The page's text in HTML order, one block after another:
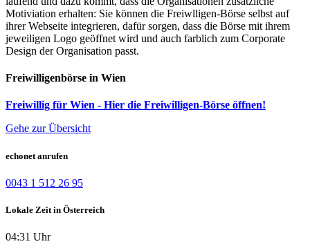
Motiviation erhalten: Sie können die Freiwlligen-Börse selbst auf
ihrer Webseite integrieren, dafür sorgen, dass die Börse mit ihrem
jeweiligen Logo geöffnet wird und auch farblich zum Corporate
Design der Organisation passt.
Freiwilligenbörse in Wien
Freiwillig für Wien - Hier die Freiwilligen-Börse öffnen!
Gehe zur Übersicht
echonet anrufen
0043 1 512 26 95
Lokale Zeit in Österreich
04:31 Uhr